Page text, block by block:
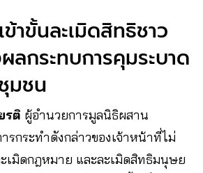
าขั้นละเมิดสิทธิชาว
ลกระทบการคุมระบาด
มชน
รติ ผู้อำนวยการมูลนิธิผสาน
รกระทำดังกล่าวของเจ้าหน้าที่ไม่
เมิดกฎหมาย และละเมิดสิทธิมนุษย